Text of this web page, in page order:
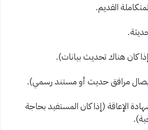
الإعاقة (إذا كان المستفيد بحاجة